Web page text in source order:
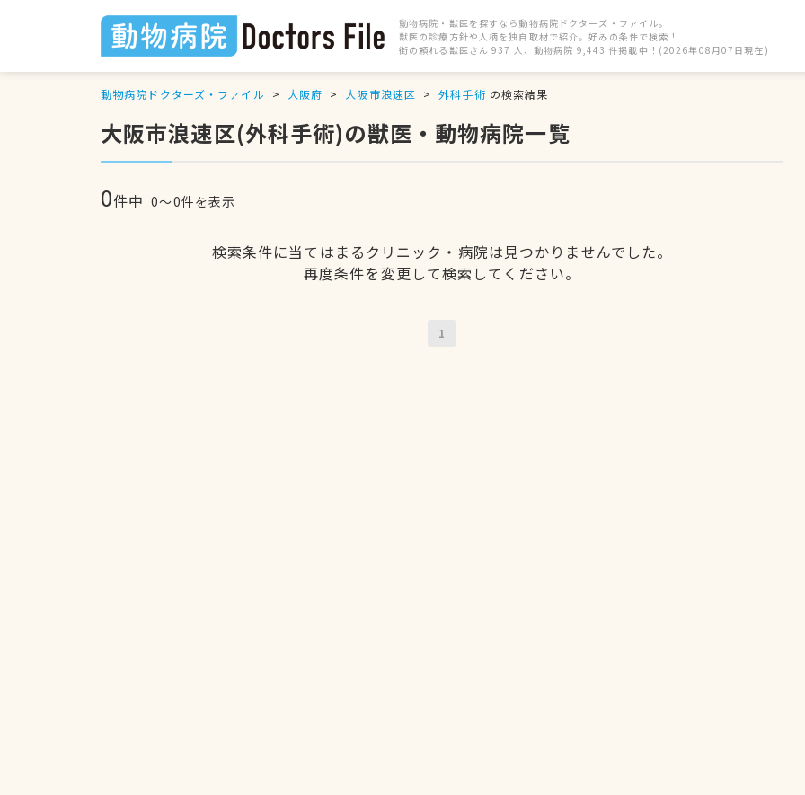
動物病院・獣医を探すなら動物病院ドクターズ・ファイル。
獣医の診療方針や人柄を独自取材で紹介。好みの条件で検索！
街の頼れる獣医さん 937 人、動物病院 9,443 件掲載中！(2026年08月07日現在)
動物病院ドクターズ・ファイル 大阪府 大阪市浪速区 外科手術 の検索結果
大阪市浪速区(外科手術)の獣医・動物病院一覧
0件中 0〜0件を表示
検索条件に当てはまるクリニック・病院は見つかりませんでした。
再度条件を変更して検索してください。
1